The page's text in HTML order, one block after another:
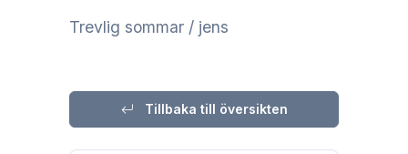
Trevlig sommar / jens
Tillbaka till översikten